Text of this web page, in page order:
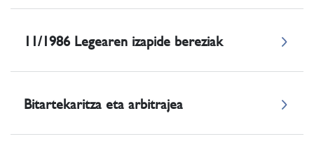
11/1986 Legearen izapide bereziak
Bitartekaritza eta arbitrajea